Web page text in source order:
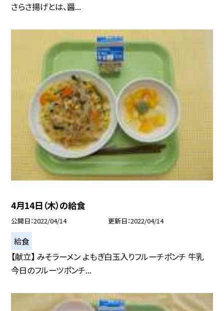
さらさ揚げとは、醤...
4月14日（木）の給食
公開日 2022/04/14 更新日 2022/04/14
給食
【献立】 みそラーメン よもぎ白玉入りフルーチポンチ 牛乳
今日のフルーツポンチ...